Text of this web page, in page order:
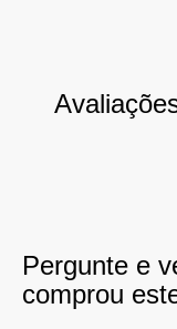
Pergunte e
comprou